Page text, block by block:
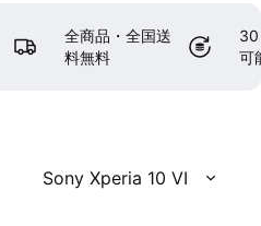
全商品・全国送
料無料
30
可
Sony Xperia 10 VI